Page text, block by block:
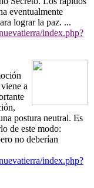
eventualmente
lograr la paz. ...
index.php?
a
postura neutral. Es
de este modo:
no deberían
index.php?